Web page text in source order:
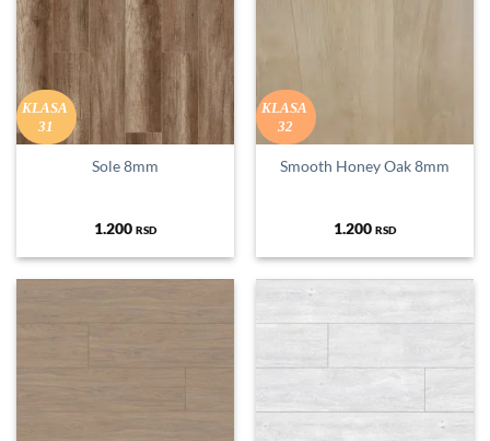
KLASA
31
Sole 8mm
1.200 RSD
KLASA
32
Smooth Honey Oak 8mm
1.200 RSD